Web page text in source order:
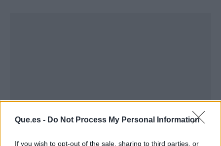
Que.es - Do Not Process My Personal Information
If you wish to opt-out of the sale, sharing to third parties, or